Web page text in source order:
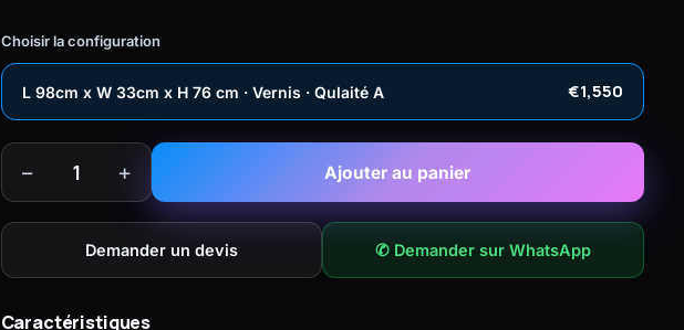
Choisir la configuration
L 98cm x W 33cm x H 76 cm · Vernis · Qulaité A €1,550
− 1 + Ajouter au panier
Demander un devis ✆ Demander sur WhatsApp
Caractéristiques